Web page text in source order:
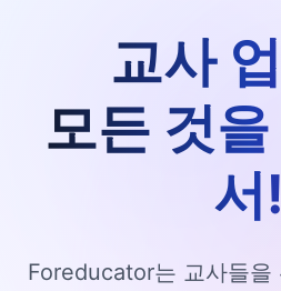
교사
모든 것
서!
Foreducator는 교사들을